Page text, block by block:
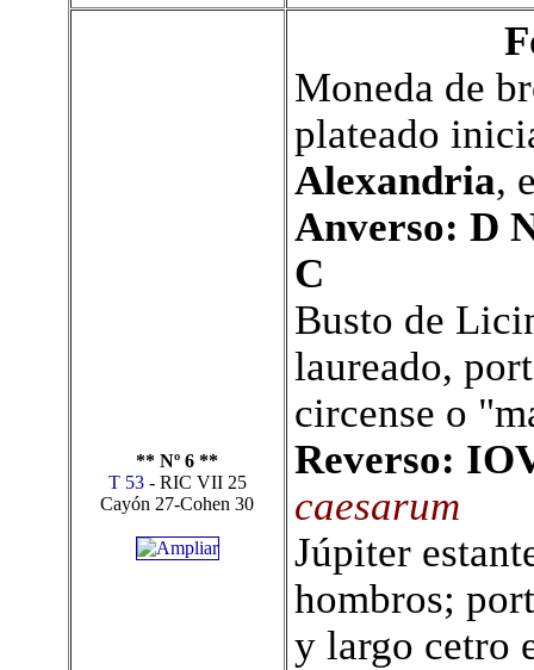
** Nº 6 **
T 53- RIC VII 25
Cayón 27-Cohen 30
Moneda de
plateado
Alexandria,
Anverso: D
C
Busto de
laureado,
circense o
Reverso:
caesarum
Júpiter
hombros;
y largo cetro